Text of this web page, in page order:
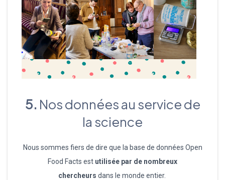
5. Nos données au service de
la science
Nous sommes fiers de dire que la base de données Open
Food Facts est utilisée par de nombreux
chercheurs dans le monde entier.